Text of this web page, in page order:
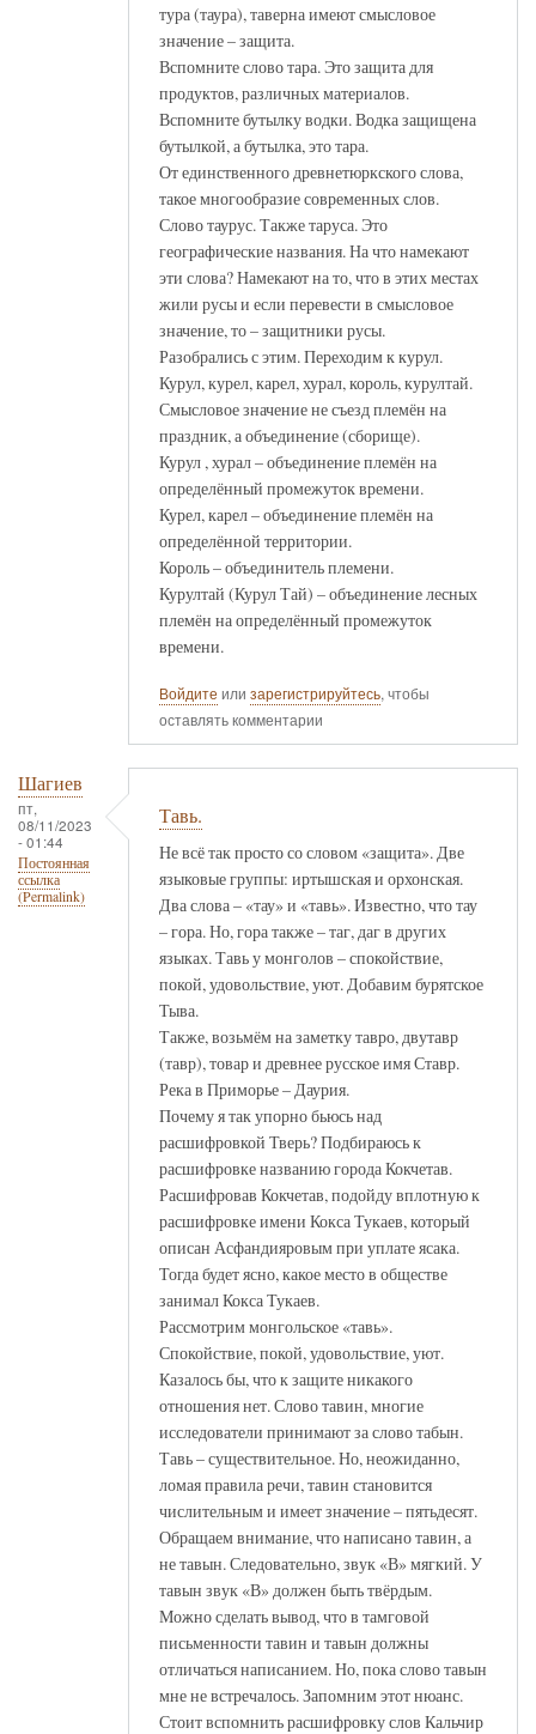
тура (таура), таверна имеют смысловое
значение – защита.
Вспомните слово тара. Это защита для
продуктов, различных материалов.
Вспомните бутылку водки. Водка защищена
бутылкой, а бутылка, это тара.
От единственного древнетюркского слова,
такое многообразие современных слов.
Слово таурус. Также таруса. Это
географические названия. На что намекают
эти слова? Намекают на то, что в этих местах
жили русы и если перевести в смысловое
значение, то – защитники русы.
Разобрались с этим. Переходим к курул.
Курул, курел, карел, хурал, король, курултай.
Смысловое значение не съезд племён на
праздник, а объединение (сборище).
Курул , хурал – объединение племён на
определённый промежуток времени.
Курел, карел – объединение племён на
определённой территории.
Король – объединитель племени.
Курултай (Курул Тай) – объединение лесных
племён на определённый промежуток
времени.
Войдите или зарегистрируйтесь, чтобы
оставлять комментарии
Шагиев
пт,
08/11/2023
- 01:44
Постоянная
ссылка
(Permalink)
Тавь.
Не всё так просто со словом «защита». Две
языковые группы: иртышская и орхонская.
Два слова – «тау» и «тавь». Известно, что тау
– гора. Но, гора также – таг, даг в других
языках. Тавь у монголов – спокойствие,
покой, удовольствие, уют. Добавим бурятское
Тыва.
Также, возьмём на заметку тавро, двутавр
(тавр), товар и древнее русское имя Ставр.
Река в Приморье – Даурия.
Почему я так упорно бьюсь над
расшифровкой Тверь? Подбираюсь к
расшифровке названию города Кокчетав.
Расшифровав Кокчетав, подойду вплотную к
расшифровке имени Кокса Тукаев, который
описан Асфандияровым при уплате ясака.
Тогда будет ясно, какое место в обществе
занимал Кокса Тукаев.
Рассмотрим монгольское «тавь».
Спокойствие, покой, удовольствие, уют.
Казалось бы, что к защите никакого
отношения нет. Слово тавин, многие
исследователи принимают за слово табын.
Тавь – существительное. Но, неожиданно,
ломая правила речи, тавин становится
числительным и имеет значение – пятьдесят.
Обращаем внимание, что написано тавин, а
не тавын. Следовательно, звук «В» мягкий. У
тавын звук «В» должен быть твёрдым.
Можно сделать вывод, что в тамговой
письменности тавин и тавын должны
отличаться написанием. Но, пока слово тавын
мне не встречалось. Запомним этот нюанс.
Стоит вспомнить расшифровку слов Кальчир